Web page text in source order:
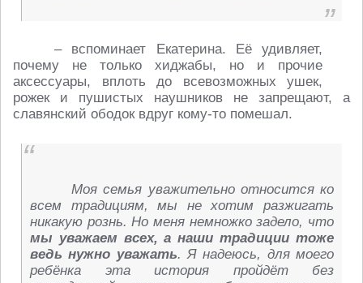
– вспоминает Екатерина. Её удивляет,
почему не только хиджабы, но и прочие
аксессуары, вплоть до всевозможных ушек,
рожек и пушистых наушников не запрещают, а
славянский ободок вдруг кому-то помешал.
Моя семья уважительно относится ко
всем традициям, мы не хотим разжигать
никакую рознь. Но меня немножко задело, что
мы уважаем всех, а наши традиции тоже
ведь нужно уважать. Я надеюсь, для моего
ребёнка эта история пройдёт без